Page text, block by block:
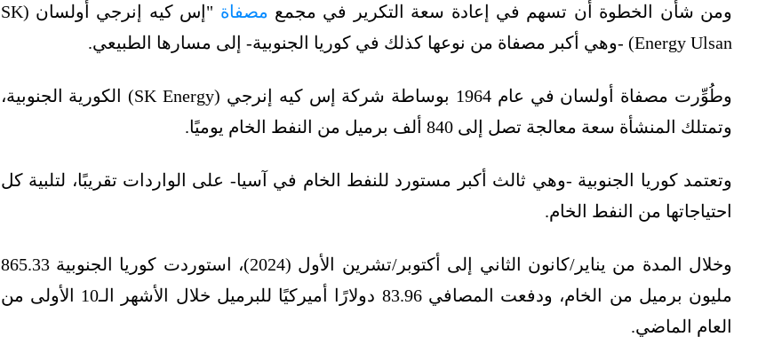
ومن شأن الخطوة أن تسهم في إعادة سعة التكرير في مجمع مصفاة
"إس كيه إنرجي أولسان (SK
Energy Ulsan) -وهي أكبر مصفاة من نوعها كذلك في كوريا الجنوبية- إلى مسارها الطبيعي.
وطُوِّرت مصفاة أولسان في عام 1964 بوساطة شركة إس كيه إنرجي (SK Energy) الكورية الجنوبية،
وتمتلك المنشأة سعة معالجة تصل إلى 840 ألف برميل من النفط الخام يوميًا.
وتعتمد كوريا الجنوبية -وهي ثالث أكبر مستورد للنفط الخام في آسيا- على الواردات تقريبًا، لتلبية كل
احتياجاتها من النفط الخام.
وخلال المدة من يناير/كانون الثاني إلى أكتوبر/تشرين الأول (2024)، استوردت كوريا الجنوبية 865.33
مليون برميل من الخام، ودفعت المصافي 83.96 دولارًا أميركيًا للبرميل خلال الأشهر الـ10 الأولى من
العام الماضي.